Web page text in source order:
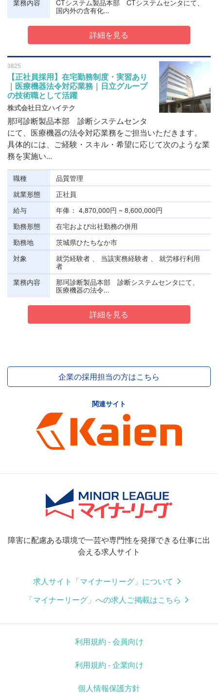
業務内容
CTシステム製品本部 CTシステムセンタにて、
国内外の含有化...
詳細を見る
3825
【正社員採用】在宅勤務制度・実習あり
｜医療機器法令対応業務｜日立グループ
の技術職として活躍
株式会社日立ハイテク
那珂診断製品本部 診断システムセンタ
にて、医療機器の法令対応業務をご担当いただきます。
具体的には、ご経験・スキル・希望に応じて次のような業
務を実施い...
職種
品質管理
就業形態
正社員
給与
年俸
4,870,000円 ~ 8,600,000円
勤務形態
在宅および出社勤務の併用
勤務地
茨城県ひたちなか市
対象
就労経験者 、 当該実務経験者 、 就労移行利用
者
業務内容
那珂診断製品本部 診断システムセンタにて、
医療機器の法令...
詳細を見る
企業の採用担当の方はこちら
関連サイト
障害に配慮ある環境で一芸や専門性を発揮できる仕事に出
会える求人サイト
求人サイト「マイナーリーグ」について
「マイナーリーグ」への求人ご掲載はこちら
利用規約 - 会員向け
利用規約 - 企業向け
個人情報保護方針